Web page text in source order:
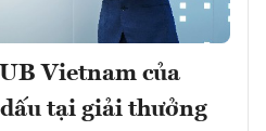
Vietnam của
tại giải thưởng